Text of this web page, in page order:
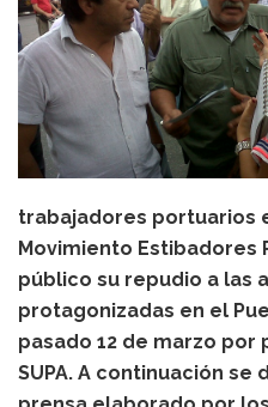
trabajadores portuarios
Movimiento Estibadores
público su repudio a las
protagonizadas en el
pasado 12 de marzo
SUPA. A continuación